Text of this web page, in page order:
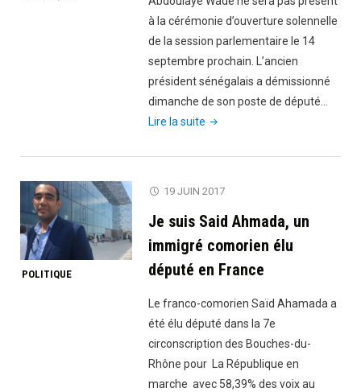
les
chasser»,
député
israélien"
à la cérémonie d’ouverture solennelle
de la session parlementaire le 14
septembre prochain. L’ancien
président sénégalais a démissionné
dimanche de son poste de député…
Lire la suite "Abdoulaye
renonce
mandat
de
député"
POLITIQUE
19 JUIN 2017
Je suis Said Ahmada, un
immigré comorien élu
député en France
Le franco-comorien Saïd Ahamada a
été élu député dans la 7e
circonscription des Bouches-du-
Rhône pour La République en
marche avec 58,39% des voix au